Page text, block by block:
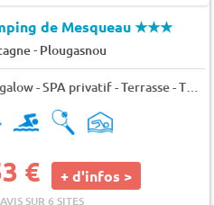
de Mesqueau★★★
- Plougasnou
€ + d'infos >
SUR 6 SITES